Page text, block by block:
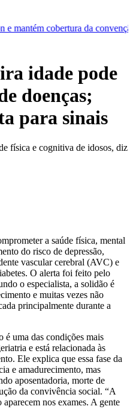
convenção
Dupla de
idade pode
doenças;
para sinais
física e cognitiva de idosos, diz
a saúde física, mental
do risco de depressão,
vascular cerebral (AVC) e
O alerta foi feito pelo
o especialista, a solidão é
e muitas vezes não
principalmente durante a
é uma das condições mais
e está relacionada às
Ele explica que essa fase da
e amadurecimento, mas
aposentadoria, morte de
da convivência social. “A
nos exames. A gente